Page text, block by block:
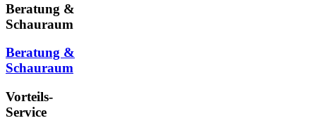
Beratung &
Schauraum
Beratung &
Schauraum
Vorteils-
Service